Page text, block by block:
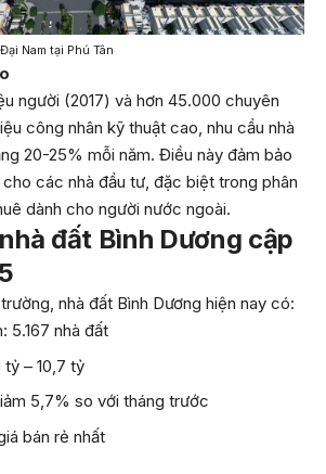
Nam tại Phú Tân
người (2017) và hơn 45.000 chuyên
công nhân kỹ thuật cao, nhu cầu nhà
20-25% mỗi năm. Điều này đảm bảo
các nhà đầu tư, đặc biệt trong phân
dành cho người nước ngoài.
đất Bình Dương cập
nhà đất Bình Dương hiện nay có:
5.167 nhà đất
tỷ – 10,7 tỷ
5,7% so với tháng trước
bán rẻ nhất